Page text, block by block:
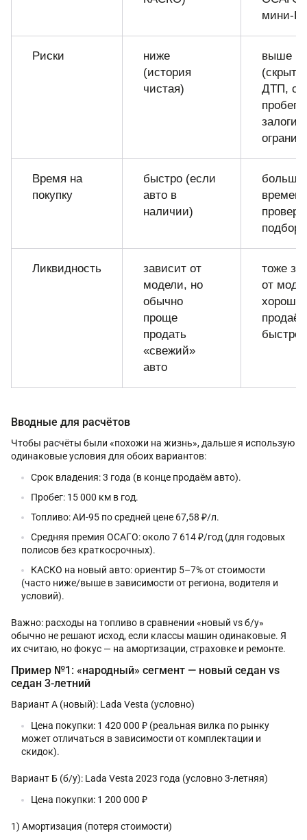
мини-
Риски
ниже
(история
чистая)
выше
ДТП,
пробега,
залоги,
Время на
покупку
быстро (если
авто в
наличии)
больше
подбор
Ликвидность
зависит от
модели, но
обычно
проще
продать
«свежий»
авто
тоже
от
быстро
Вводные для расчётов
Чтобы расчёты были «похожи на жизнь», дальше я использую
одинаковые условия для обоих вариантов:
Срок владения: 3 года (в конце продаём авто).
Пробег: 15 000 км в год.
Топливо: АИ-95 по средней цене 67,58 ₽/л.
Средняя премия ОСАГО: около 7 614 ₽/год (для годовых
полисов без краткосрочных).
КАСКО на новый авто: ориентир 5–7% от стоимости
(часто ниже/выше в зависимости от региона, водителя и
условий).
Важно: расходы на топливо в сравнении «новый vs б/у»
обычно не решают исход, если классы машин одинаковые. Я
их считаю, но фокус — на амортизации, страховке и ремонте.
Пример №1: «народный» сегмент — новый седан vs
седан 3-летний
Вариант А (новый): Lada Vesta (условно)
Цена покупки: 1 420 000 ₽ (реальная вилка по рынку
может отличаться в зависимости от комплектации и
скидок).
Вариант Б (б/у): Lada Vesta 2023 года (условно 3-летняя)
Цена покупки: 1 200 000 ₽
1) Амортизация (потеря стоимости)